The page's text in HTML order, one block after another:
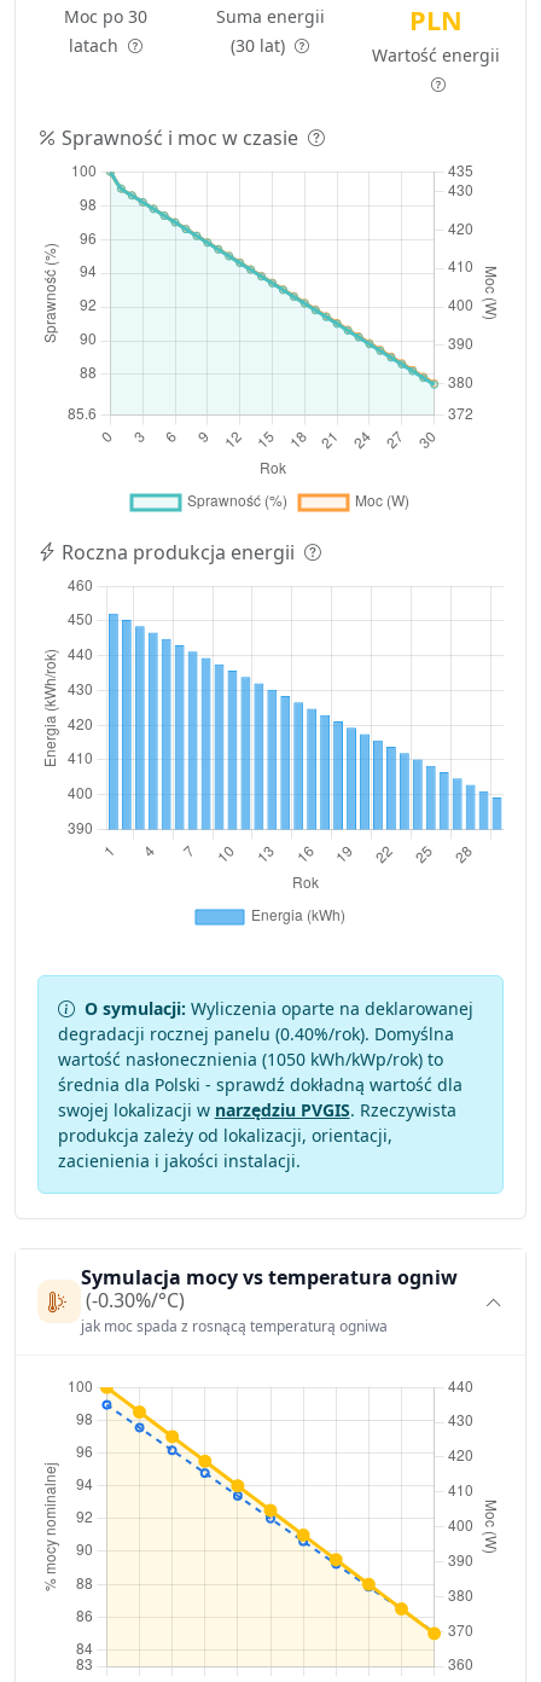
Moc po 30
latach
Suma energii
(30 lat)
PLN
Wartość energii
Sprawność i moc w czasie
Roczna produkcja energii
O symulacji: Wyliczenia oparte na deklarowanej
degradacji rocznej panelu (0.40%/rok). Domyślna
wartość nasłonecznienia (1050 kWh/kWp/rok) to
średnia dla Polski - sprawdź dokładną wartość dla
swojej lokalizacji w narzędziu PVGIS. Rzeczywista
produkcja zależy od lokalizacji, orientacji,
zacienienia i jakości instalacji.
Symulacja mocy vs temperatura ogniw
(-0.30%/°C)
jak moc spada z rosnącą temperaturą ogniwa